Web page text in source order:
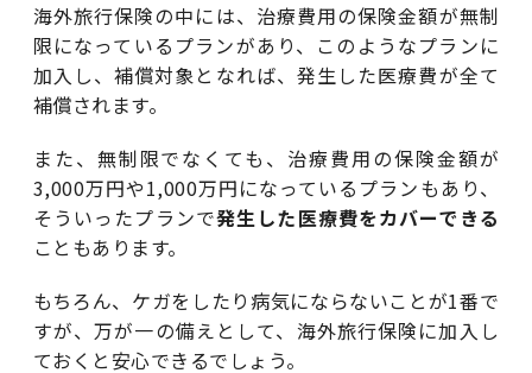
海外旅行保険の中には、治療費用の保険金額が無制
限になっているプランがあり、このようなプランに
加入し、補償対象となれば、発生した医療費が全て
補償されます。
また、無制限でなくても、治療費用の保険金額が
3,000万円や1,000万円になっているプランもあり、
そういったプランで発生した医療費をカバーできる
こともあります。
もちろん、ケガをしたり病気にならないことが1番で
すが、万が一の備えとして、海外旅行保険に加入し
ておくと安心できるでしょう。